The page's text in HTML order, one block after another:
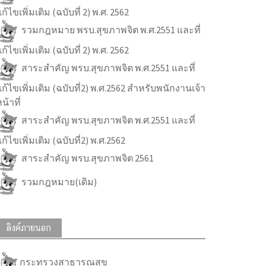
ไขเพิ่มเติม (ฉบับที่ 2) พ.ศ. 2562
รวมกฎหมาย พรบ.สุขภาพจิต พ.ศ.2551 และที่
ไขเพิ่มเติม (ฉบับที่ 2) พ.ศ. 2562
สาระสำคัญ พรบ.สุขภาพจิต พ.ศ.2551 และที่
ไขเพิ่มเติม (ฉบับที่2) พ.ศ.2562 สำหรับพนักงานเจ้า
น้าที่
สาระสำคัญ พรบ.สุขภาพจิต พ.ศ.2551 และที่
ไขเพิ่มเติม (ฉบับที่2) พ.ศ.2562
สาระสำคัญ พรบ.สุขภาพจิต 2561
รวมกฎหมาย(เดิม)
ลิงค์ภายนอก
กระทรวงสาธารณสุข